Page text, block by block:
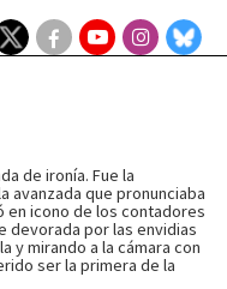
de ironía. Fue la
avanzada que pronunciaba
en icono de los contadores
devorada por las envidias
y mirando a la cámara con
ser la primera de la